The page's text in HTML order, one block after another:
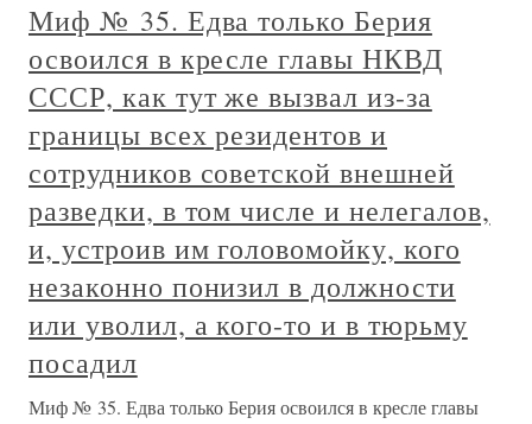
Миф № 35. Едва только Берия
освоился в кресле главы НКВД
СССР, как тут же вызвал из-за
границы всех резидентов и
сотрудников советской внешней
разведки, в том числе и нелегалов,
и, устроив им головомойку, кого
незаконно понизил в должности
или уволил, а кого-то и в тюрьму
посадил
Миф № 35. Едва только Берия освоился в кресле главы